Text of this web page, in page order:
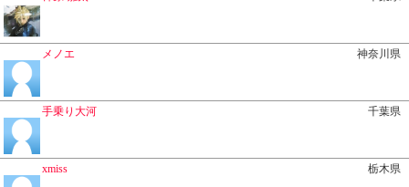
メノエ 神奈川県
手乗り大河 千葉県
xmiss 栃木県